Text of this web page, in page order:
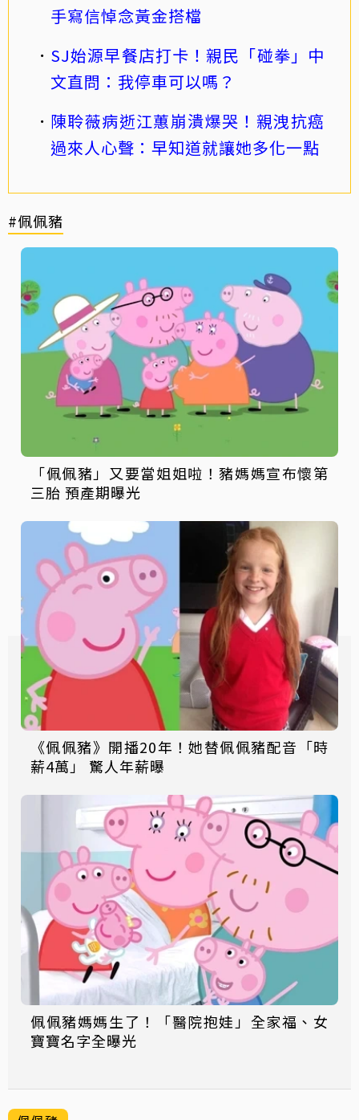
手寫信悼念黃金搭檔
SJ始源早餐店打卡！親民「碰拳」中
文直問：我停車可以嗎？
陳聆薇病逝江蕙崩潰爆哭！親洩抗癌
過來人心聲：早知道就讓她多化一點
#佩佩豬
「佩佩豬」又要當姐姐啦！豬媽媽宣布懷第
三胎 預產期曝光
《佩佩豬》開播20年！她替佩佩豬配音「時
薪4萬」 驚人年薪曝
佩佩豬媽媽生了！「醫院抱娃」全家福、女
寶寶名字全曝光